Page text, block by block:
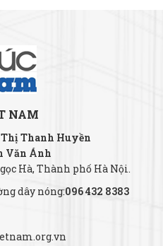
NAM
Thị Thanh Huyền
Văn Ánh
Hà, Thành phố Hà Nội.
dây nóng:096 432 8383